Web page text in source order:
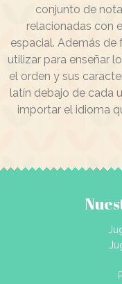
conjunto de
relacionadas con
espacial. Además
utilizar para enseñar
el orden y sus
latín debajo de cada
importar el idioma